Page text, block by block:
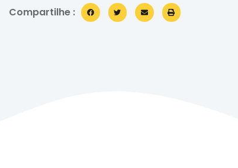
Compartilhe :